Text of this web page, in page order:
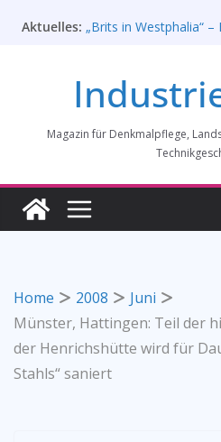
Inhalt
Aktuelles: Rahmenprogramm
Industriekultur
Haus für
Prof. Dr. Rainer Slotta
Licht und Schatten:
Ausstellung in
Januar 2027
Magazin für Denkmalpflege,
Home 2008
Juni
Münster, Hattingen: Teil der
der Henrichshütte wird für
Stahls“ saniert